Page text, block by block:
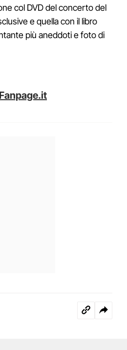
col DVD del concerto del
e quella con il libro
più aneddoti e foto di